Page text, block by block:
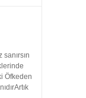
Öfkeden